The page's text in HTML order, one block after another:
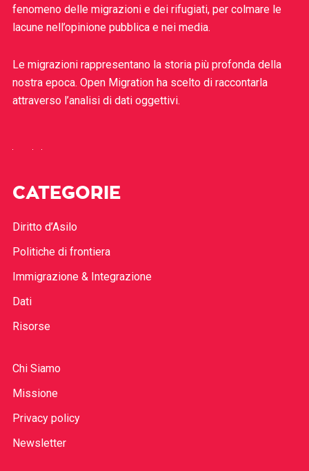
fenomeno delle migrazioni e dei rifugiati, per colmare le
lacune nell’opinione pubblica e nei media.
Le migrazioni rappresentano la storia più profonda della
nostra epoca. Open Migration ha scelto di raccontarla
attraverso l’analisi di dati oggettivi.
CATEGORIE
Risorse